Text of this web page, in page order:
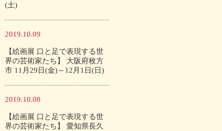
(土)
2019.10.09
【絵画展 口と足で表現する世
界の芸術家たち】 大阪府枚方
市 11月29日(金)～12月1日(日)
2019.10.08
【絵画展 口と足で表現する世
界の芸術家たち】 愛知県長久